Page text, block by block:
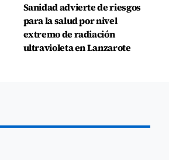
Sanidad advierte de riesgos
para la salud por nivel
extremo de radiación
ultravioleta en Lanzarote